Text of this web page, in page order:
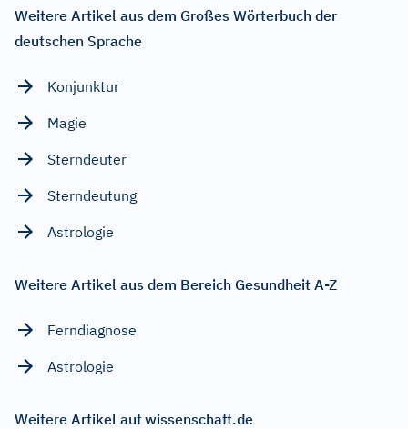
Weitere Artikel aus dem Großes Wörterbuch der
deutschen Sprache
Konjunktur
Magie
Sterndeuter
Sterndeutung
Astrologie
Weitere Artikel aus dem Bereich Gesundheit A-Z
Ferndiagnose
Astrologie
Weitere Artikel auf wissenschaft.de